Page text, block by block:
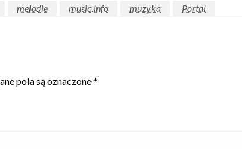
melodie music.info muzyka Portal
pola są oznaczone*